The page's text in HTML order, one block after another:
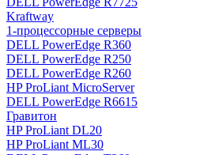
Kraftway
1-процессорные серверы
DELL PowerEdge R360
DELL PowerEdge R250
DELL PowerEdge R260
HP ProLiant MicroServer
DELL PowerEdge R6615
Гравитон
HP ProLiant DL20
HP ProLiant ML30